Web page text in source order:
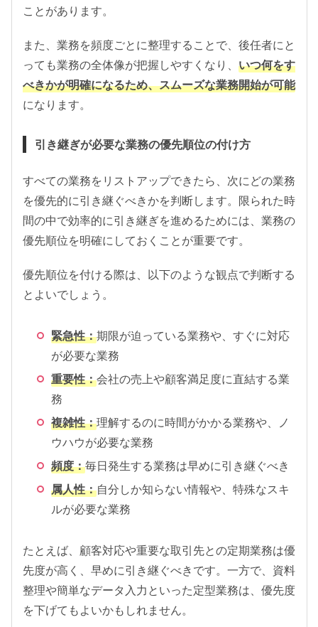
ことがあります。
また、業務を頻度ごとに整理することで、後任者にと
っても業務の全体像が把握しやすくなり、 いつ何をす
べきかが明確になるため、スムーズな業務開始が可能
になります。
引き継ぎが必要な業務の優先順位の付け方
すべての業務をリストアップできたら、次にどの業務
を優先的に引き継ぐべきかを判断します。限られた時
間の中で効率的に引き継ぎを進めるためには、業務の
優先順位を明確にしておくことが重要です。
優先順位を付ける際は、以下のような観点で判断する
とよいでしょう。
緊急性：期限が迫っている業務や、すぐに対応
が必要な業務
重要性：会社の売上や顧客満足度に直結する業
務
複雑性：理解するのに時間がかかる業務や、ノ
ウハウが必要な業務
頻度：毎日発生する業務は早めに引き継ぐべき
属人性：自分しか知らない情報や、特殊なスキ
ルが必要な業務
たとえば、顧客対応や重要な取引先との定期業務は優
先度が高く、早めに引き継ぐべきです。一方で、資料
整理や簡単なデータ入力といった定型業務は、優先度
を下げてもよいかもしれません。